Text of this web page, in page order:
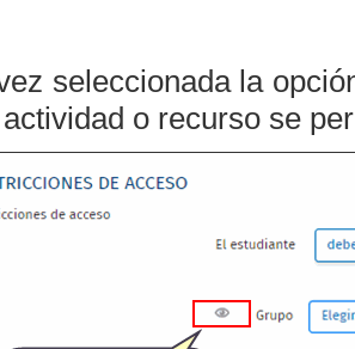
seleccionada la
o recurso se